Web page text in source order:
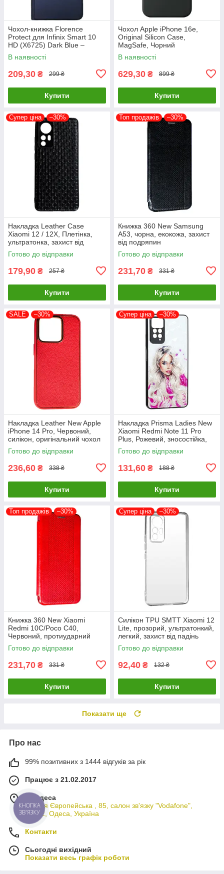
Чохол-книжка Florence
Protect для Infinix Smart 10
HD (X6725) Dark Blue –
стильний та надійний захист
смартфона з магнітно
В наявності
209,30 ₴ 299 ₴
Купити
Чохол Apple iPhone 16e,
Original Silicon Case,
MagSafe, Чорний
В наявності
629,30 ₴ 899 ₴
Купити
Супер ціна –30%
Накладка Leather Case
Xiaomi 12 / 12X, Плетінка,
ультратонка, захист від
подряпин і пилу
Готово до відправки
179,90 ₴ 257 ₴
Купити
Топ продажів –30%
Книжка 360 New Samsung
A53, чорна, екокожа, захист
від подряпин
Готово до відправки
231,70 ₴ 331 ₴
Купити
SALE –30%
Накладка Leather New Apple
iPhone 14 Pro, Червоний,
силікон, оригінальний чохол
Готово до відправки
236,60 ₴ 338 ₴
Купити
Супер ціна –30%
Накладка Prisma Ladies New
Xiaomi Redmi Note 11 Pro
Plus, Рожевий, зносостійка,
пилонепроникна
Готово до відправки
131,60 ₴ 188 ₴
Купити
Топ продажів –30%
Книжка 360 New Xiaomi
Redmi 10C/Poco C40,
Червоний, протиударний
чохол з екокожі
Готово до відправки
231,70 ₴ 331 ₴
Купити
Супер ціна –30%
Силікон TPU SMTT Xiaomi 12
Lite, прозорий, ультратонкий,
легкий, захист від падінь
Готово до відправки
92,40 ₴ 132 ₴
Купити
Показати ще
Про нас
99% позитивних з 1444 відгуків за рік
Працює з 21.02.2017
м. Одеса
вулиця Європейська , 85, салон зв'язку "Vodafone",
65012, Одеса, Україна
Контакти
Сьогодні вихідний
Показати весь графік роботи
КНОПКА
ЗВ'ЯЗКУ